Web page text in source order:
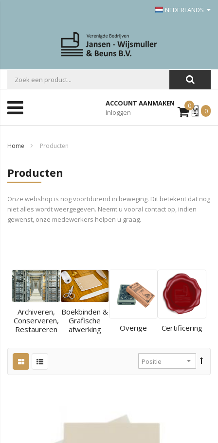
NEDERLANDS
ACCOUNT AANMAKEN
Inloggen
0Mijn
Offerte
0
Home Producten
Producten
Onze webshop is nog voortdurend in beweging. Dit betekent dat nog
niet alles wordt weergegeven. Neemt u vooral contact op, indien
gewenst, onze medewerkers helpen u graag.
Archiveren,
Conserveren,
Restaureren
Boekbinden &
Grafische
afwerking
Overige Certificering